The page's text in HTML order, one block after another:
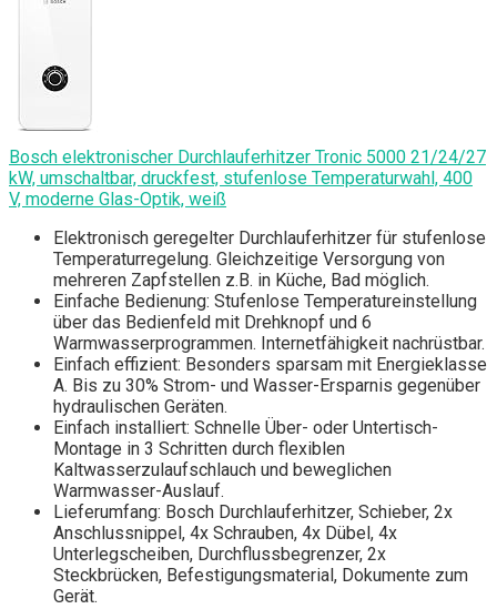
Bosch elektronischer Durchlauferhitzer Tronic 5000 21/24/27
kW, umschaltbar, druckfest, stufenlose Temperaturwahl, 400
V, moderne Glas-Optik, weiß
Elektronisch geregelter Durchlauferhitzer für stufenlose
Temperaturregelung. Gleichzeitige Versorgung von
mehreren Zapfstellen z.B. in Küche, Bad möglich.
Einfache Bedienung: Stufenlose Temperatureinstellung
über das Bedienfeld mit Drehknopf und 6
Warmwasserprogrammen. Internetfähigkeit nachrüstbar.
Einfach effizient: Besonders sparsam mit Energieklasse
A. Bis zu 30% Strom- und Wasser-Ersparnis gegenüber
hydraulischen Geräten.
Einfach installiert: Schnelle Über- oder Untertisch-
Montage in 3 Schritten durch flexiblen
Kaltwasserzulaufschlauch und beweglichen
Warmwasser-Auslauf.
Lieferumfang: Bosch Durchlauferhitzer, Schieber, 2x
Anschlussnippel, 4x Schrauben, 4x Dübel, 4x
Unterlegscheiben, Durchflussbegrenzer, 2x
Steckbrücken, Befestigungsmaterial, Dokumente zum
Gerät.